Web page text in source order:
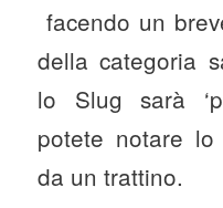
facendo un
della categoria
lo Slug sarà
potete notare lo
da un trattino.